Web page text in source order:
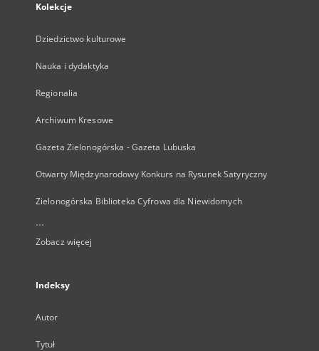
Kolekcje
Dziedzictwo kulturowe
Nauka i dydaktyka
Regionalia
Archiwum Kresowe
Gazeta Zielonogórska - Gazeta Lubuska
Otwarty Międzynarodowy Konkurs na Rysunek Satyryczny
Zielonogórska Biblioteka Cyfrowa dla Niewidomych
...
Zobacz więcej
Indeksy
Autor
Tytuł